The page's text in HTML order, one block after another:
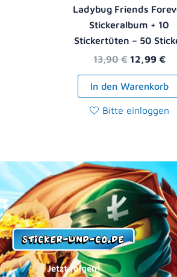
Ladybug Friends
Stickeralbum + 10
Stickertüten – 50
13,90€ 12,99 €
In den Warenkorb
Bitte einloggen
Jetzt folgen!